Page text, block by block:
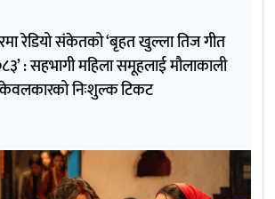
रेडियो संकेतको ‘बृहत खुल्ला तिज गीत
: सहभागी महिला समूहलाई मौलाकाली
निःशुल्क टिकट